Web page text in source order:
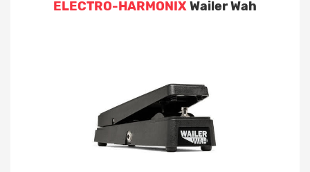
ELECTRO-HARMONIXWailer Wah